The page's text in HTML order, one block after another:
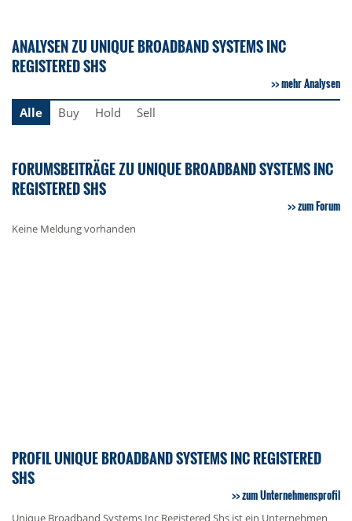
ANALYSEN ZU UNIQUE BROADBAND SYSTEMS INC
REGISTERED SHS
mehr Analysen
Alle
Buy Hold Sell
FORUMSBEITRÄGE ZU UNIQUE BROADBAND SYSTEMS INC
REGISTERED SHS
zum Forum
Keine Meldung vorhanden
PROFIL UNIQUE BROADBAND SYSTEMS INC REGISTERED
SHS
zum Unternehmensprofil
Unique Broadband Systems Inc Registered Shs ist ein Unternehmen